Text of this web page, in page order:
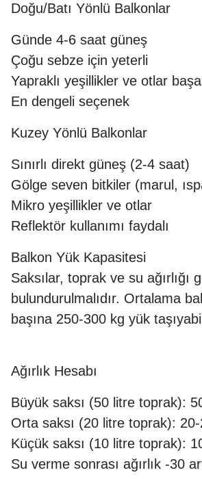
Doğu/Batı Yönlü Balkonlar
Günde 4-6 saat güneş
Çoğu sebze için yeterli
Yapraklı yeşillikler ve otlar
En dengeli seçenek
Kuzey Yönlü Balkonlar
Sınırlı direkt güneş (2-4 saat)
Gölge seven bitkiler (marul,
Mikro yeşillikler ve otlar
Reflektör kullanımı faydalı
Balkon Yük Kapasitesi
Saksılar, toprak ve su ağırlığı
bulundurulmalıdır. Ortalama
başına 250-300 kg yük
Ağırlık Hesabı
Büyük saksı (50 litre toprak):
Orta saksı (20 litre toprak):
Küçük saksı (10 litre toprak):
Su verme sonrası ağırlık -30